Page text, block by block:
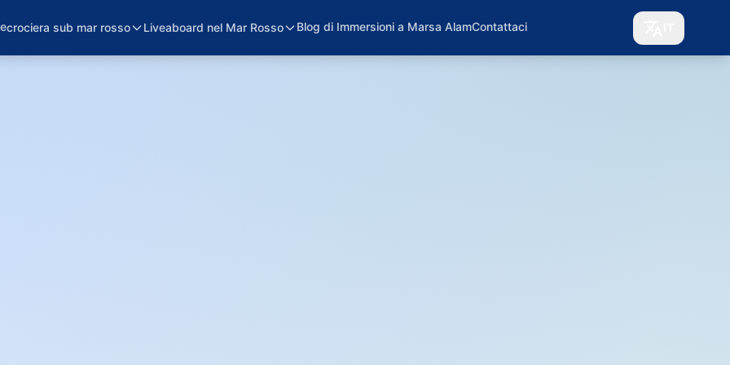
crociera sub mar rosso Liveaboard nel Mar Rosso Blog di Immersioni a Marsa AlamContattaci